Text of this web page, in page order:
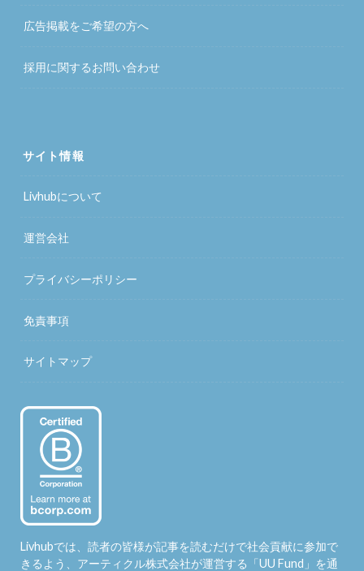
広告掲載をご希望の方へ
採用に関するお問い合わせ
サイト情報
Livhubについて
運営会社
プライバシーポリシー
免責事項
サイトマップ
Livhubでは、読者の皆様が記事を読むだけで社会貢献に参加で
きるよう、アーティクル株式会社が運営する「UU Fund 」を通